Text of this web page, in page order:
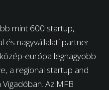
mint 600 startup,
és nagyvállalati partner
európa legnagyobb
a regional startup and
Az MFB